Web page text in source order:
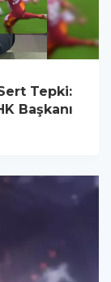
Tepki:
Başkanı